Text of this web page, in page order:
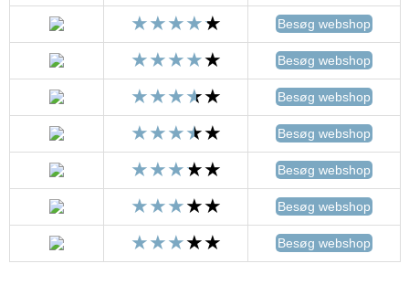
Besøg webshop
Besøg webshop
Besøg webshop
Besøg webshop
Besøg webshop
Besøg webshop
Besøg webshop